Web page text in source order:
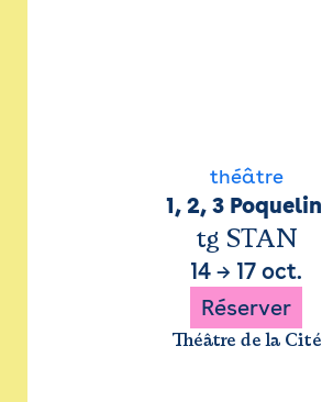
théâtre
1, 2, 3 Poquelin
tg STAN
14 → 17 oct.
Réserver
Théâtre de la Cité